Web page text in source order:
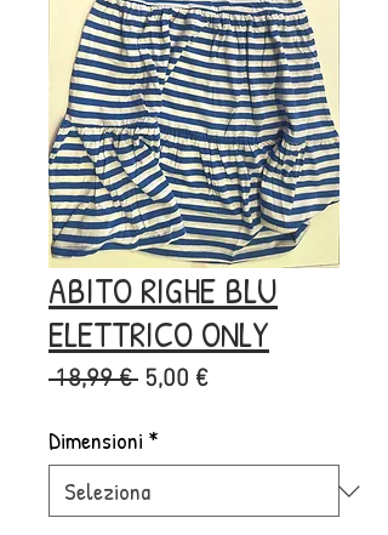
ABITO RIGHE BLU
ELETTRICO ONLY
18,99 € Prezzo
5,00 €Prezzo
Dimensioni *